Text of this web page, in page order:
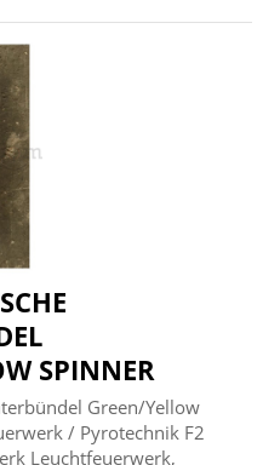
SPINNER
Green/Yellow
/ Pyrotechnik F2
Leuchtfeuerwerk,